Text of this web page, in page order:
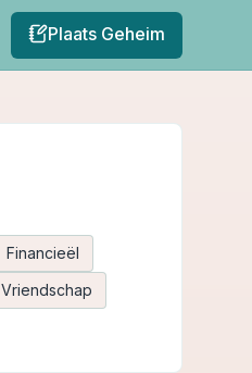
Plaats Geheim
Financieël
Vriendschap